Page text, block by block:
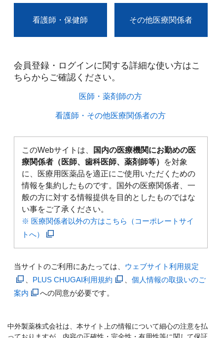
看護師・保健師 その他医療関係者
会員登録・ログインに関する詳細な使い方はこ
ちらからご確認ください。​
医師・薬剤師の方​
看護師・その他医療関係者の方​
このWebサイトは、
国内の医療機関にお勤めの医
療関係者（医師、歯科医師、薬剤師等）
を対象
に、医療用医薬品を適正にご使用いただくための
情報を集約したものです。国外の医療関係者、一
般の方に対する情報提供を目的としたものではな
い事をご了承ください。
※ 医療関係者以外の方はこちら（コーポレートサイ
トへ）
当サイトのご利用にあたっては、 ウェブサイト利用規定
PLUS CHUGAI利用規約
個人情報の取扱いのご
案内
への同意が必要です。
中外製薬株式会社は、本サイト上の情報について細心の注意を払
っておりますが、内容の正確性・完全性・有用性等に関して保証